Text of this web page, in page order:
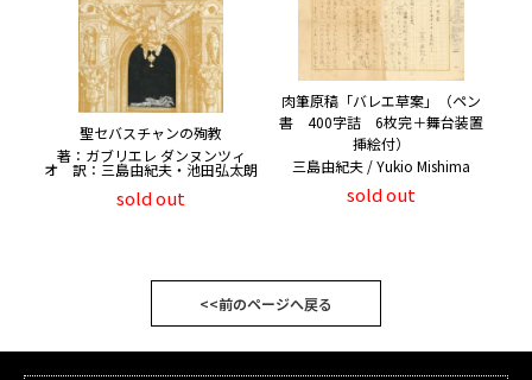
聖セバスチャンの殉教
著：ガブリエレ ダンヌンツィ
オ 訳：三島由紀夫・池田弘太朗
sold out
肉筆原稿「バレエ草案」（ペン
書 400字詰 6枚完＋舞台装置
挿絵付）
三島由紀夫 / Yukio Mishima
sold out
<<前のページへ戻る